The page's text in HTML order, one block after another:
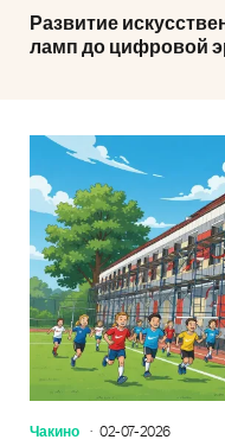
Развитие
ламп до цифровой
Чакино 02-07-2026